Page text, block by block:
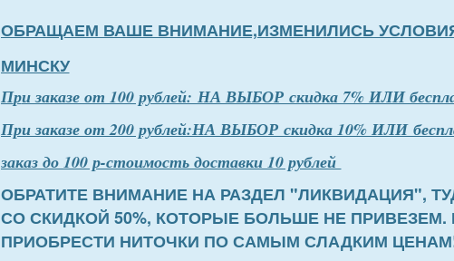
ОБРАЩАЕМ ВАШЕ ВНИМАНИЕ,ИЗМЕНИЛИСЬ
МИНСКУ
При заказе от 100 рублей: НА ВЫБОР скидка 7% ИЛИ
При заказе от 200 рублей:НА ВЫБОР скидка 10% ИЛИ
заказ до 100 р-стоимость доставки 10 рублей
ОБРАТИТЕ ВНИМАНИЕ НА РАЗДЕЛ "ЛИКВИДАЦИЯ",
СО СКИДКОЙ 50%, КОТОРЫЕ БОЛЬШЕ НЕ
ПРИОБРЕСТИ НИТОЧКИ ПО САМЫМ СЛАДКИМ